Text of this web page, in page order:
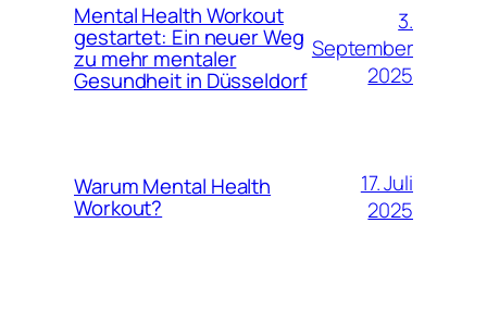
Mental Health Workout
gestartet: Ein neuer Weg
zu mehr mentaler
Gesundheit in Düsseldorf
3.
September
2025
Warum Mental Health
Workout?
17. Juli
2025